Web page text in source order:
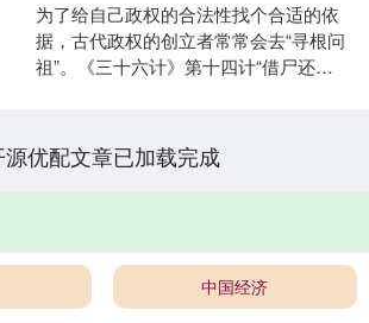
为了给自己政权的合法性找个合适的依
据，古代政权的创立者常常会去“寻根问
祖”。《三十六计》第十四计“借尸还
源优配文章已加载完成
中国经济